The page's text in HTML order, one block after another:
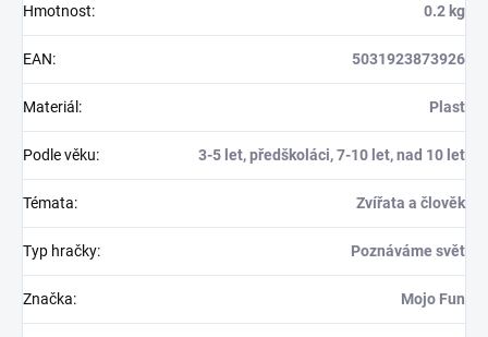
Hmotnost: 0.2 kg
EAN: 5031923873926
Materiál : Plast
Podle věku: 3-5 let, předškoláci, 7-10 let, nad 10 let
Témata: Zvířata a člověk
Typ hračky: Poznáváme svět
Značka: Mojo Fun